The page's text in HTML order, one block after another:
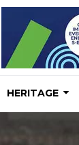
HERITAGE